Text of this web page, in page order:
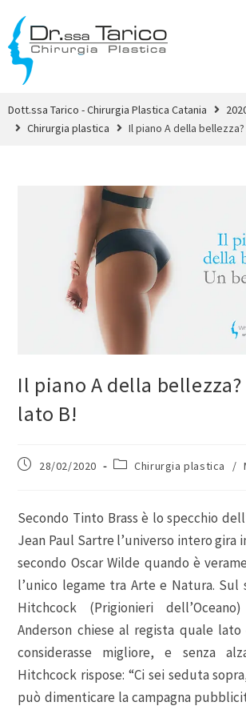
Dott.ssa Tarico - Chirurgia Plastica Catania
Chirurgia plastica
Il piano A della
Il piano A della
lato B!
28/02/2020 Chirurgia plastica /
Secondo Tinto Brass è lo specchio
Jean Paul Sartre l’universo intero gira
secondo Oscar Wilde quando è
l’unico legame tra Arte e Natura.
Hitchcock (Prigionieri
Anderson chiese al regista quale
considerasse migliore, e senza
Hitchcock rispose: “Ci sei seduta
può dimenticare la campagna